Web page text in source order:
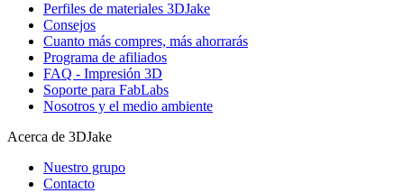
Perfiles de materiales 3DJake
Consejos
Cuanto más compres, más ahorrarás
Programa de afiliados
FAQ - Impresión 3D
Soporte para FabLabs
Nosotros y el medio ambiente
Acerca de 3DJake
Nuestro grupo
Contacto